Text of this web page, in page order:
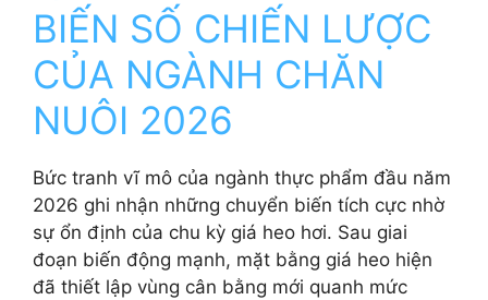
BIẾN SỐ CHIẾN LƯỢC
CỦA NGÀNH CHĂN
NUÔI 2026
Bức tranh vĩ mô của ngành thực phẩm đầu năm
2026 ghi nhận những chuyển biến tích cực nhờ
sự ổn định của chu kỳ giá heo hơi. Sau giai
đoạn biến động mạnh, mặt bằng giá heo hiện
đã thiết lập vùng cân bằng mới quanh mức